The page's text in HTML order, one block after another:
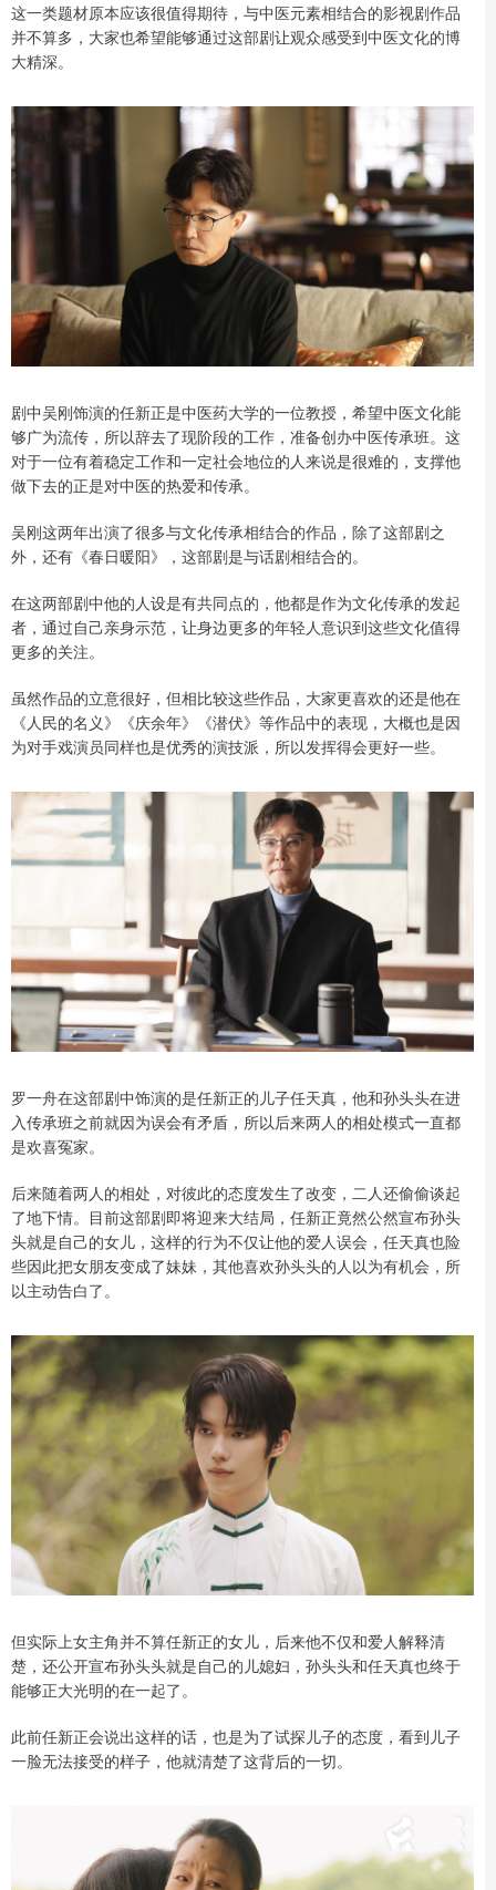
这一类题材原本应该很值得期待，与中医元素相结合的影视剧作品
并不算多，大家也希望能够通过这部剧让观众感受到中医文化的博
大精深。
剧中吴刚饰演的任新正是中医药大学的一位教授，希望中医文化能
够广为流传，所以辞去了现阶段的工作，准备创办中医传承班。这
对于一位有着稳定工作和一定社会地位的人来说是很难的，支撑他
做下去的正是对中医的热爱和传承。
吴刚这两年出演了很多与文化传承相结合的作品，除了这部剧之
外，还有《春日暖阳》，这部剧是与话剧相结合的。
在这两部剧中他的人设是有共同点的，他都是作为文化传承的发起
者，通过自己亲身示范，让身边更多的年轻人意识到这些文化值得
更多的关注。
虽然作品的立意很好，但相比较这些作品，大家更喜欢的还是他在
《人民的名义》《庆余年》《潜伏》等作品中的表现，大概也是因
为对手戏演员同样也是优秀的演技派，所以发挥得会更好一些。
罗一舟在这部剧中饰演的是任新正的儿子任天真，他和孙头头在进
入传承班之前就因为误会有矛盾，所以后来两人的相处模式一直都
是欢喜冤家。
后来随着两人的相处，对彼此的态度发生了改变，二人还偷偷谈起
了地下情。目前这部剧即将迎来大结局，任新正竟然公然宣布孙头
头就是自己的女儿，这样的行为不仅让他的爱人误会，任天真也险
些因此把女朋友变成了妹妹，其他喜欢孙头头的人以为有机会，所
以主动告白了。
但实际上女主角并不算任新正的女儿，后来他不仅和爱人解释清
楚，还公开宣布孙头头就是自己的儿媳妇，孙头头和任天真也终于
能够正大光明的在一起了。
此前任新正会说出这样的话，也是为了试探儿子的态度，看到儿子
一脸无法接受的样子，他就清楚了这背后的一切。